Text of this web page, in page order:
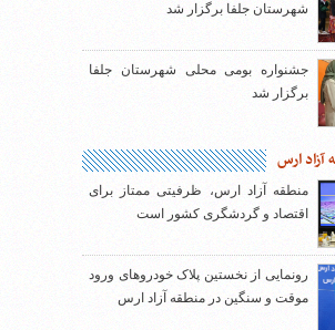
شهرستان جلفا برگزار شد
جشنواره بومی محلی شهرستان جلفا
برگزار شد
آزاد ارس
منطقه آزاد ارس، ظرفیتی ممتاز برای
اقتصاد و گردشگری کشور است
رونمایی از نخستین پلاک خودروهای ورود
موقت و سنگین در منطقه آزاد ارس